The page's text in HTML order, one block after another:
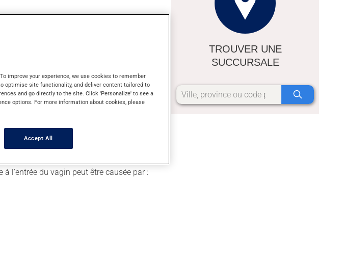
vaginale. La douleur peut être
1 femme sur 5 en souffrirait.
En présence de dyspareunie
au fond du vagin en cas de
l'entrée du vagin peut être causée par :
TROUVER UNE
SUCCURSALE
improve your experience, we use cookies to remember
optimise site functionality, and deliver content tailored to
and go directly to the site. Click 'Personalize' to see a
options. For more information about cookies, please
Accept All